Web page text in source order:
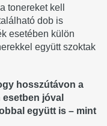
tonereket kell
dob is
esetében külön
együtt szoktak
hosszútávon a
jóval
együtt is – mint